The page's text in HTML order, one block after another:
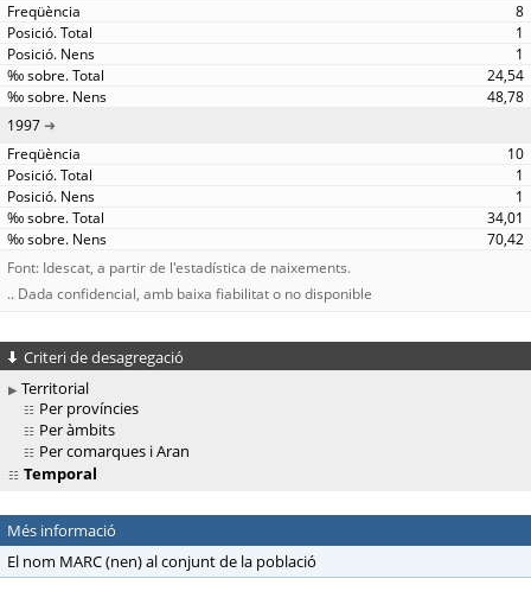
8
1
1
24,54
48,78
1997
10
1
1
34,01
70,42
Font: Idescat, a partir de l'estadística de naixements.
.. Dada confidencial, amb baixa fiabilitat o no disponible
Criteri de desagregació
Territorial
Per províncies
Per àmbits
Per comarques i Aran
Temporal
Més informació
El nom MARC (nen) al conjunt de la població